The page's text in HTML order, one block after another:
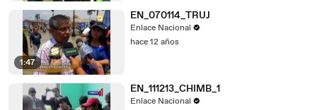
1:47
EN_070114_TRUJ
Enlace Nacional
hace 12 años
EN_111213_CHIMB_1
Enlace Nacional